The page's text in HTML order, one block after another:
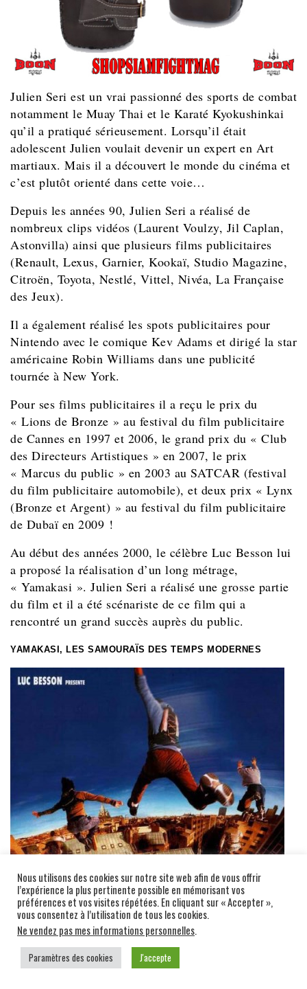
Julien Seri est un vrai passionné des sports de combat
notamment le Muay Thai et le Karaté Kyokushinkai
qu’il a pratiqué sérieusement. Lorsqu’il était
adolescent Julien voulait devenir un expert en Art
martiaux. Mais il a découvert le monde du cinéma et
c’est plutôt orienté dans cette voie…
Depuis les années 90, Julien Seri a réalisé de
nombreux clips vidéos (Laurent Voulzy, Jil Caplan,
Astonvilla) ainsi que plusieurs films publicitaires
(Renault, Lexus, Garnier, Kookaï, Studio Magazine,
Citroën, Toyota, Nestlé, Vittel, Nivéa, La Française
des Jeux).
Il a également réalisé les spots publicitaires pour
Nintendo avec le comique Kev Adams et dirigé la star
américaine Robin Williams dans une publicité
tournée à New York.
Pour ses films publicitaires il a reçu le prix du
« Lions de Bronze » au festival du film publicitaire
de Cannes en 1997 et 2006, le grand prix du « Club
des Directeurs Artistiques » en 2007, le prix
« Marcus du public » en 2003 au SATCAR (festival
du film publicitaire automobile), et deux prix « Lynx
(Bronze et Argent) » au festival du film publicitaire
de Dubaï en 2009 !
Au début des années 2000, le célèbre Luc Besson lui
a proposé la réalisation d’un long métrage,
« Yamakasi ». Julien Seri a réalisé une grosse partie
du film et il a été scénariste de ce film qui a
rencontré un grand succès auprès du public.
YAMAKASI, LES SAMOURAÏS DES TEMPS MODERNES
Ensuite, il va réaliser « Les fils du vents » avec la
Nous utilisons des cookies sur notre site web afin de vous offrir
l’expérience la plus pertinente possible en mémorisant vos
préférences et vos visites répétées. En cliquant sur « Accepter »,
vous consentez à l’utilisation de tous les cookies.
Ne vendez pas mes informations personnelles.
Paramètres des cookies J'accepte